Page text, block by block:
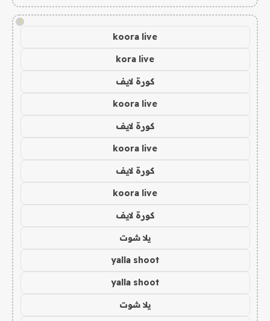
!
koora live
kora live
كورة لايف
koora live
كورة لايف
koora live
كورة لايف
koora live
كورة لايف
يلا شوت
yalla shoot
yalla shoot
يلا شوت